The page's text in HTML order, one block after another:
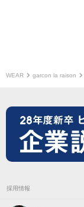
WEAR garcon la raison
採用情報